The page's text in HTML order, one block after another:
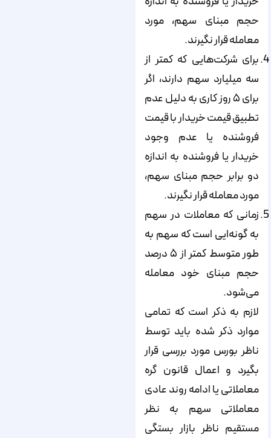
حجم مبنای سهم، مورد
معامله قرار نگیرند.
برای شرکت‌هایی که کمتر از
سه میلیارد سهم دارند، اگر
برای ۵ روز کاری به دلیل عدم
تطبیق قیمت خریدار با قیمت
فروشنده یا عدم وجود
خریدار یا فروشنده به اندازه
دو برابر حجم مبنای سهم،
مورد معامله قرار نگیرند.
زمانی که معاملات در سهم
به گونه‌ایی است که سهم به
طور متوسط کمتر از ۵ درصد
حجم مبنای خود معامله
می‌شود.
لازم به ذکر است که تمامی
موارد ذکر شده باید توسط
ناظر بورس مورد بررسی قرار
بگیرد و اعمال قانون گره
معاملاتی یا ادامه روند عادی
معاملاتی سهم به نظر
مستقیم ناظر بازار بستگی